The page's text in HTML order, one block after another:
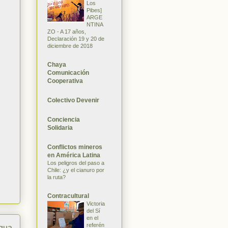
Los
Pibes]
ARGE
NTINA
ZO - A 17 años,
Declaración 19 y 20 de
diciembre de 2018
Chaya
Comunicación
Cooperativa
Colectivo Devenir
Conciencia
Solidaria
Conflictos mineros
en América Latina
Los peligros del paso a
Chile: ¿y el cianuro por
la ruta?
Contracultural
Victoria
del Sí
en el
referén